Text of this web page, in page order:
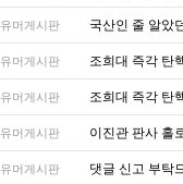
유머게시판 국산인 줄 알았
유머게시판 조희대 즉각 탄
유머게시판 조희대 즉각 탄
유머게시판 이진관 판사 홀
유머게시판 댓글 신고 부탁